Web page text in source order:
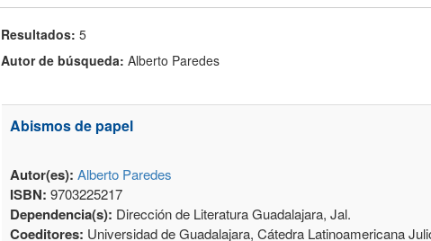
Resultados: 5
Autor de búsqueda: Alberto Paredes
Abismos de papel
Autor(es): Alberto Paredes
ISBN: 9703225217
Dependencia(s): Dirección de Literatura Guadalajara, Jal.
Coeditores: Universidad de Guadalajara, Cátedra Latinoamericana